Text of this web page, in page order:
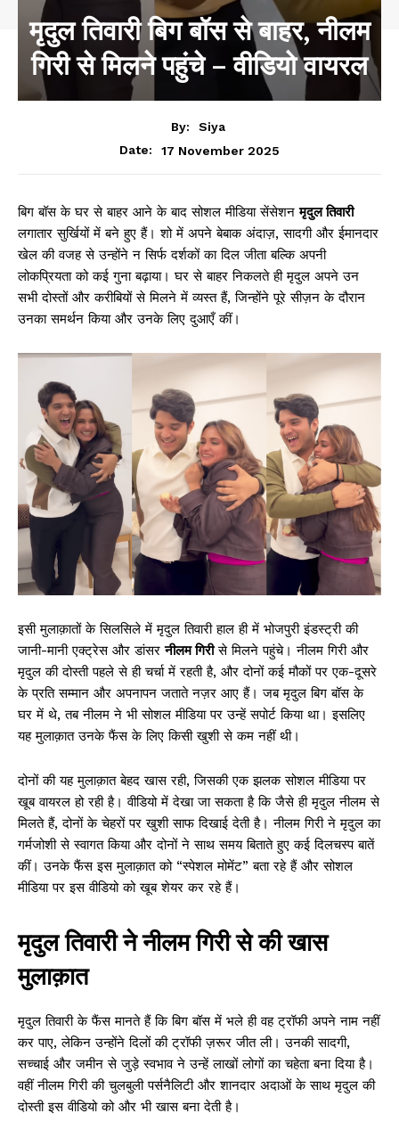
मृदुल तिवारी बिग बॉस से बाहर, नीलम
गिरी से मिलने पहुंचे – वीडियो वायरल
By:
Siya
Date:
17 November 2025
बिग बॉस के घर से बाहर आने के बाद सोशल मीडिया सेंसेशनमृदुल तिवारी
लगातार सुर्खियों में बने हुए हैं। शो में अपने बेबाक अंदाज़, सादगी और ईमानदार
खेल की वजह से उन्होंने न सिर्फ दर्शकों का दिल जीता बल्कि अपनी
लोकप्रियता को कई गुना बढ़ाया। घर से बाहर निकलते ही मृदुल अपने उन
सभी दोस्तों और करीबियों से मिलने में व्यस्त हैं, जिन्होंने पूरे सीज़न के दौरान
उनका समर्थन किया और उनके लिए दुआएँ कीं।
इसी मुलाक़ातों के सिलसिले में मृदुल तिवारी हाल ही में भोजपुरी इंडस्ट्री की
जानी-मानी एक्ट्रेस और डांसरनीलम गिरीसे मिलने पहुंचे। नीलम गिरी और
मृदुल की दोस्ती पहले से ही चर्चा में रहती है, और दोनों कई मौकों पर एक-दूसरे
के प्रति सम्मान और अपनापन जताते नज़र आए हैं। जब मृदुल बिग बॉस के
घर में थे, तब नीलम ने भी सोशल मीडिया पर उन्हें सपोर्ट किया था। इसलिए
यह मुलाक़ात उनके फैंस के लिए किसी खुशी से कम नहीं थी।
दोनों की यह मुलाक़ात बेहद खास रही, जिसकी एक झलक सोशल मीडिया पर
खूब वायरल हो रही है। वीडियो में देखा जा सकता है कि जैसे ही मृदुल नीलम से
मिलते हैं, दोनों के चेहरों पर खुशी साफ दिखाई देती है। नीलम गिरी ने मृदुल का
गर्मजोशी से स्वागत किया और दोनों ने साथ समय बिताते हुए कई दिलचस्प बातें
कीं। उनके फैंस इस मुलाक़ात को “स्पेशल मोमेंट” बता रहे हैं और सोशल
मीडिया पर इस वीडियो को खूब शेयर कर रहे हैं।
मृदुल तिवारी ने नीलम गिरी से की खास
मुलाक़ात
मृदुल तिवारी के फैंस मानते हैं कि बिग बॉस में भले ही वह ट्रॉफी अपने नाम नहीं
कर पाए, लेकिन उन्होंने दिलों की ट्रॉफी ज़रूर जीत ली। उनकी सादगी,
सच्चाई और जमीन से जुड़े स्वभाव ने उन्हें लाखों लोगों का चहेता बना दिया है।
वहीं नीलम गिरी की चुलबुली पर्सनैलिटी और शानदार अदाओं के साथ मृदुल की
दोस्ती इस वीडियो को और भी खास बना देती है।